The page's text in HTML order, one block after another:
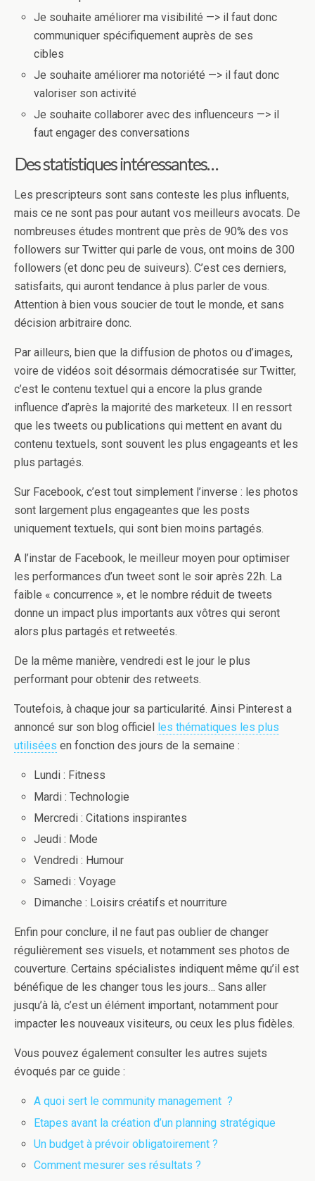
Je souhaite améliorer ma visibilité —> il faut donc
communiquer spécifiquement auprès de ses
cibles
Je souhaite améliorer ma notoriété —> il faut donc
valoriser son activité
Je souhaite collaborer avec des influenceurs —> il
faut engager des conversations
Des statistiques intéressantes…
Les prescripteurs sont sans conteste les plus influents,
mais ce ne sont pas pour autant vos meilleurs avocats. De
nombreuses études montrent que près de 90% des vos
followers sur Twitter qui parle de vous, ont moins de 300
followers (et donc peu de suiveurs). C’est ces derniers,
satisfaits, qui auront tendance à plus parler de vous.
Attention à bien vous soucier de tout le monde, et sans
décision arbitraire donc.
Par ailleurs, bien que la diffusion de photos ou d’images,
voire de vidéos soit désormais démocratisée sur Twitter,
c’est le contenu textuel qui a encore la plus grande
influence d’après la majorité des marketeux. Il en ressort
que les tweets ou publications qui mettent en avant du
contenu textuels, sont souvent les plus engageants et les
plus partagés.
Sur Facebook, c’est tout simplement l’inverse : les photos
sont largement plus engageantes que les posts
uniquement textuels, qui sont bien moins partagés.
A l’instar de Facebook, le meilleur moyen pour optimiser
les performances d’un tweet sont le soir après 22h. La
faible « concurrence », et le nombre réduit de tweets
donne un impact plus importants aux vôtres qui seront
alors plus partagés et retweetés.
De la même manière, vendredi est le jour le plus
performant pour obtenir des retweets.
Toutefois, à chaque jour sa particularité. Ainsi Pinterest a
annoncé sur son blog officiel
les thématiques les plus
utilisées en fonction des jours de la semaine :
Lundi : Fitness
Mardi : Technologie
Mercredi : Citations inspirantes
Jeudi : Mode
Vendredi : Humour
Samedi : Voyage
Dimanche : Loisirs créatifs et nourriture
Enfin pour conclure, il ne faut pas oublier de changer
régulièrement ses visuels, et notamment ses photos de
couverture. Certains spécialistes indiquent même qu’il est
bénéfique de les changer tous les jours… Sans aller
jusqu’à là, c’est un élément important, notamment pour
impacter les nouveaux visiteurs, ou ceux les plus fidèles.
Vous pouvez également consulter les autres sujets
évoqués par ce guide :
A quoi sert le community management ?
Etapes avant la création d’un planning stratégique
Un budget à prévoir obligatoirement ?
Comment mesurer ses résultats ?